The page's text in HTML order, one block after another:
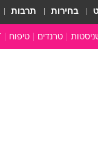
בחירות תרבות
טרנדים טיפוח